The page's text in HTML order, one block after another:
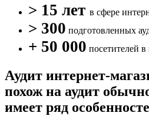
> 15 лет в сфере
> 300 подготовленных
+ 50 000 посетителей в
Аудит интернет-
похож на аудит
имеет ряд